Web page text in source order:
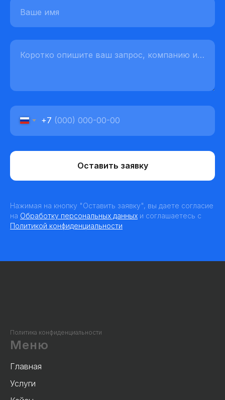
Ваше имя
Коротко опишите ваш запрос, компанию и размер команды
+7
Оставить заявку
Нажимая на кнопку "Оставить заявку", вы даете согласие
на Обработку персональных данных и соглашаетесь c
Политикой конфиденциальности
Политика конфиденциальности
Меню
Главная
Услуги